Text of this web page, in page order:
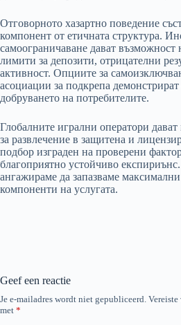
Отговорното хазартно поведение
компонент от етичната структура.
самоограничаване дават възможност
лимити за депозити, отрицателни
активност. Опциите за
асоциации за подкрепа
добруването на потребителите.
Глобалните игрални оператори
за развлечение в защитена и
подбор изграден на проверени
благоприятно устойчиво
ангажираме да запазваме
компоненти на услугата.
Geef een reactie
Je e-mailadres wordt niet gepubliceerd.
met *